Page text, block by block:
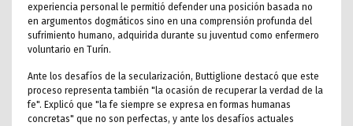
experiencia personal le permitió defender una posición basada no
en argumentos dogmáticos sino en una comprensión profunda del
sufrimiento humano, adquirida durante su juventud como enfermero
voluntario en Turín.
Ante los desafíos de la secularización, Buttiglione destacó que este
proceso representa también "la ocasión de recuperar la verdad de la
fe". Explicó que "la fe siempre se expresa en formas humanas
concretas" que no son perfectas, y ante los desafíos actuales